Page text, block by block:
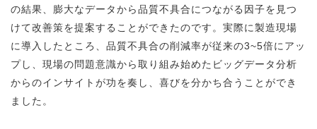
の結果、膨大なデータから品質不具合につながる因子を見つ
けて改善策を提案することができたのです。実際に製造現場
に導入したところ、品質不具合の削減率が従来の3~5倍にアッ
プし、現場の問題意識から取り組み始めたビッグデータ分析
からのインサイトが功を奏し、喜びを分かち合うことができ
ました。